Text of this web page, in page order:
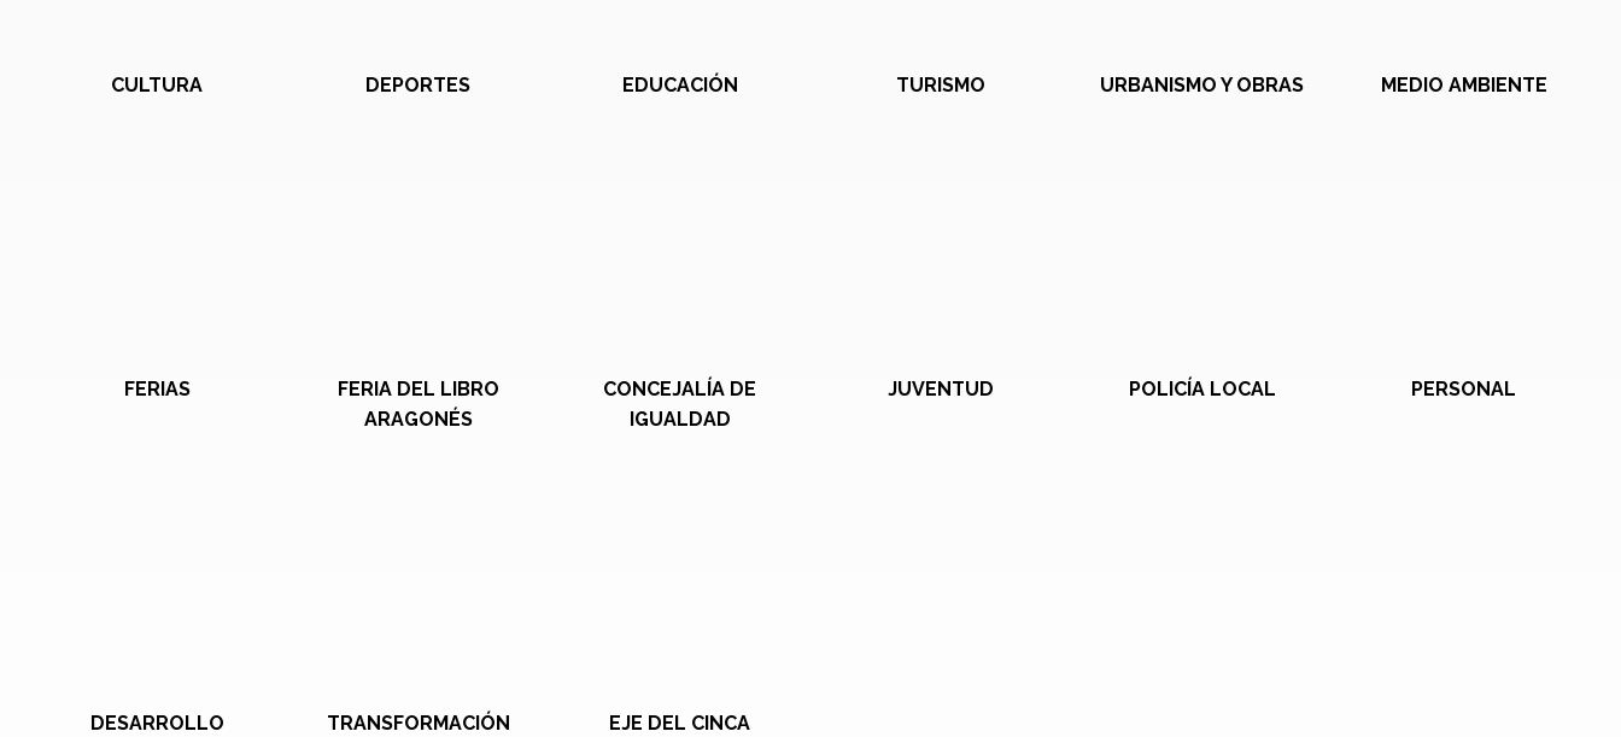
CULTURA DEPORTES EDUCACIÓN TURISMO URBANISMO Y OBRAS MEDIO AMBIENTE
FERIAS
FERIA DEL LIBRO
ARAGONÉS
CONCEJALÍA DE
IGUALDAD
JUVENTUD POLICÍA LOCAL PERSONAL
DESARROLLO
TRANSFORMACIÓN
EJE DEL CINCA